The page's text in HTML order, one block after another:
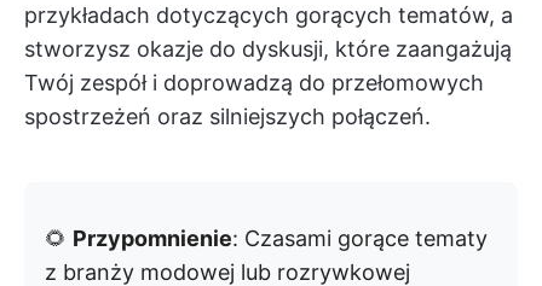
przykładach dotyczących gorących tematów, a
stworzysz okazje do dyskusji, które zaangażują
Twój zespół i doprowadzą do przełomowych
spostrzeżeń oraz silniejszych połączeń.
🌻 Przypomnienie: Czasami gorące tematy
z branży modowej lub rozrywkowej